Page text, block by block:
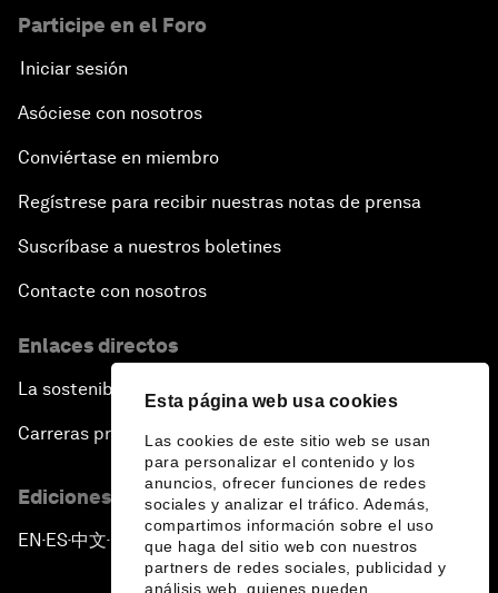
Esta página web usa cookies
Las cookies de este sitio web se usan
para personalizar el contenido y los
anuncios, ofrecer funciones de redes
sociales y analizar el tráfico. Además,
compartimos información sobre el uso
que haga del sitio web con nuestros
partners de redes sociales, publicidad y
análisis web, quienes pueden
Participe en el Foro
Iniciar sesión
Asóciese con nosotros
Conviértase en miembro
Regístrese para recibir nuestras notas de prensa
Suscríbase a nuestros boletines
Contacte con nosotros
Enlaces directos
La sostenibilidad en el Foro
Carreras profesionales
Ediciones en otros idiomas
EN ▪ES▪中文▪ 日本語